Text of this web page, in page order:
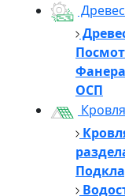
Фанера
ОСП
Кровля